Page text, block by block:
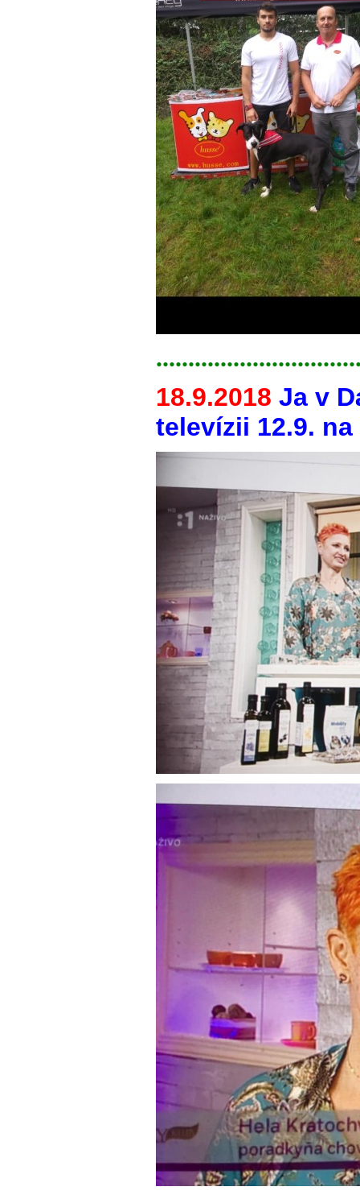
18.9.2018 Ja v
televízii 12.9.